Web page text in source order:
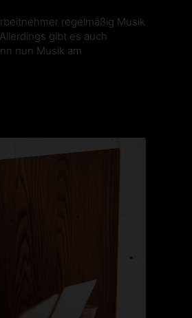
regelmäßig Musik
gibt es auch
nun Musik am